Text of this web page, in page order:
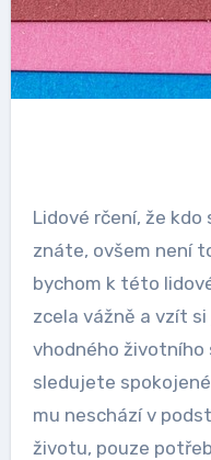
Lidové rčení, že
znáte, ovšem není
bychom k této
zcela vážně a vzít
vhodného
sledujete
mu neschází v
životu, pouze